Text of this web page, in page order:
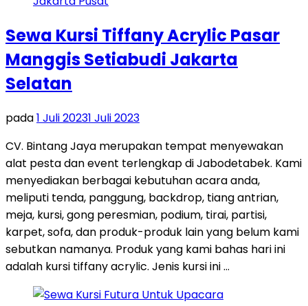
Sewa Kursi Tiffany Acrylic Pasar
Manggis Setiabudi Jakarta
Selatan
pada1 Juli 20231 Juli 2023
CV. Bintang Jaya merupakan tempat menyewakan
alat pesta dan event terlengkap di Jabodetabek. Kami
menyediakan berbagai kebutuhan acara anda,
meliputi tenda, panggung, backdrop, tiang antrian,
meja, kursi, gong peresmian, podium, tirai, partisi,
karpet, sofa, dan produk-produk lain yang belum kami
sebutkan namanya. Produk yang kami bahas hari ini
adalah kursi tiffany acrylic. Jenis kursi ini …